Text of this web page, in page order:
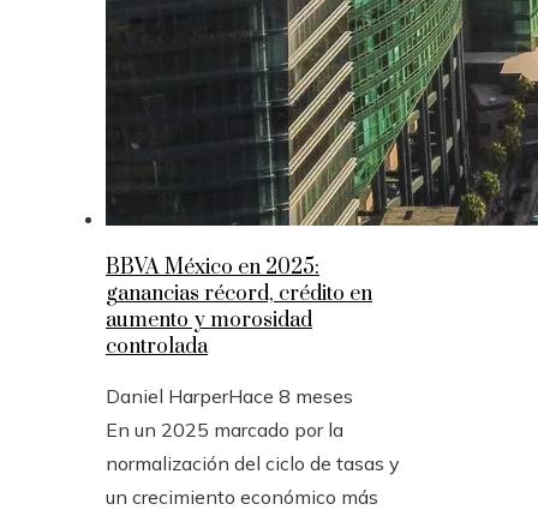
BBVA México en 2025:
ganancias récord, crédito en
aumento y morosidad
controlada
Daniel HarperHace 8 meses
En un 2025 marcado por la
normalización del ciclo de tasas y
un crecimiento económico más